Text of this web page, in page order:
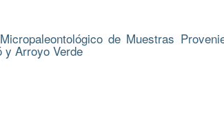
de Muestras
y Arroyo Verde